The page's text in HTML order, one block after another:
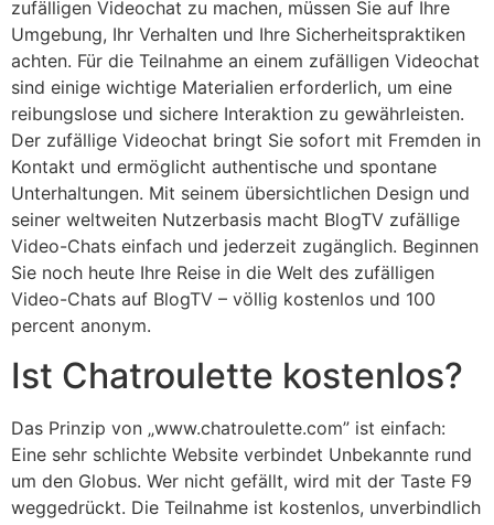
zufälligen Videochat zu machen, müssen Sie auf Ihre
Umgebung, Ihr Verhalten und Ihre Sicherheitspraktiken
achten. Für die Teilnahme an einem zufälligen Videochat
sind einige wichtige Materialien erforderlich, um eine
reibungslose und sichere Interaktion zu gewährleisten.
Der zufällige Videochat bringt Sie sofort mit Fremden in
Kontakt und ermöglicht authentische und spontane
Unterhaltungen. Mit seinem übersichtlichen Design und
seiner weltweiten Nutzerbasis macht BlogTV zufällige
Video-Chats einfach und jederzeit zugänglich. Beginnen
Sie noch heute Ihre Reise in die Welt des zufälligen
Video-Chats auf BlogTV – völlig kostenlos und 100
percent anonym.
Ist Chatroulette kostenlos?
Das Prinzip von „www.chatroulette.com” ist einfach:
Eine sehr schlichte Website verbindet Unbekannte rund
um den Globus. Wer nicht gefällt, wird mit der Taste F9
weggedrückt. Die Teilnahme ist kostenlos, unverbindlich